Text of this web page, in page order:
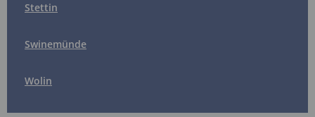
Stettin
Swinemünde
Wolin